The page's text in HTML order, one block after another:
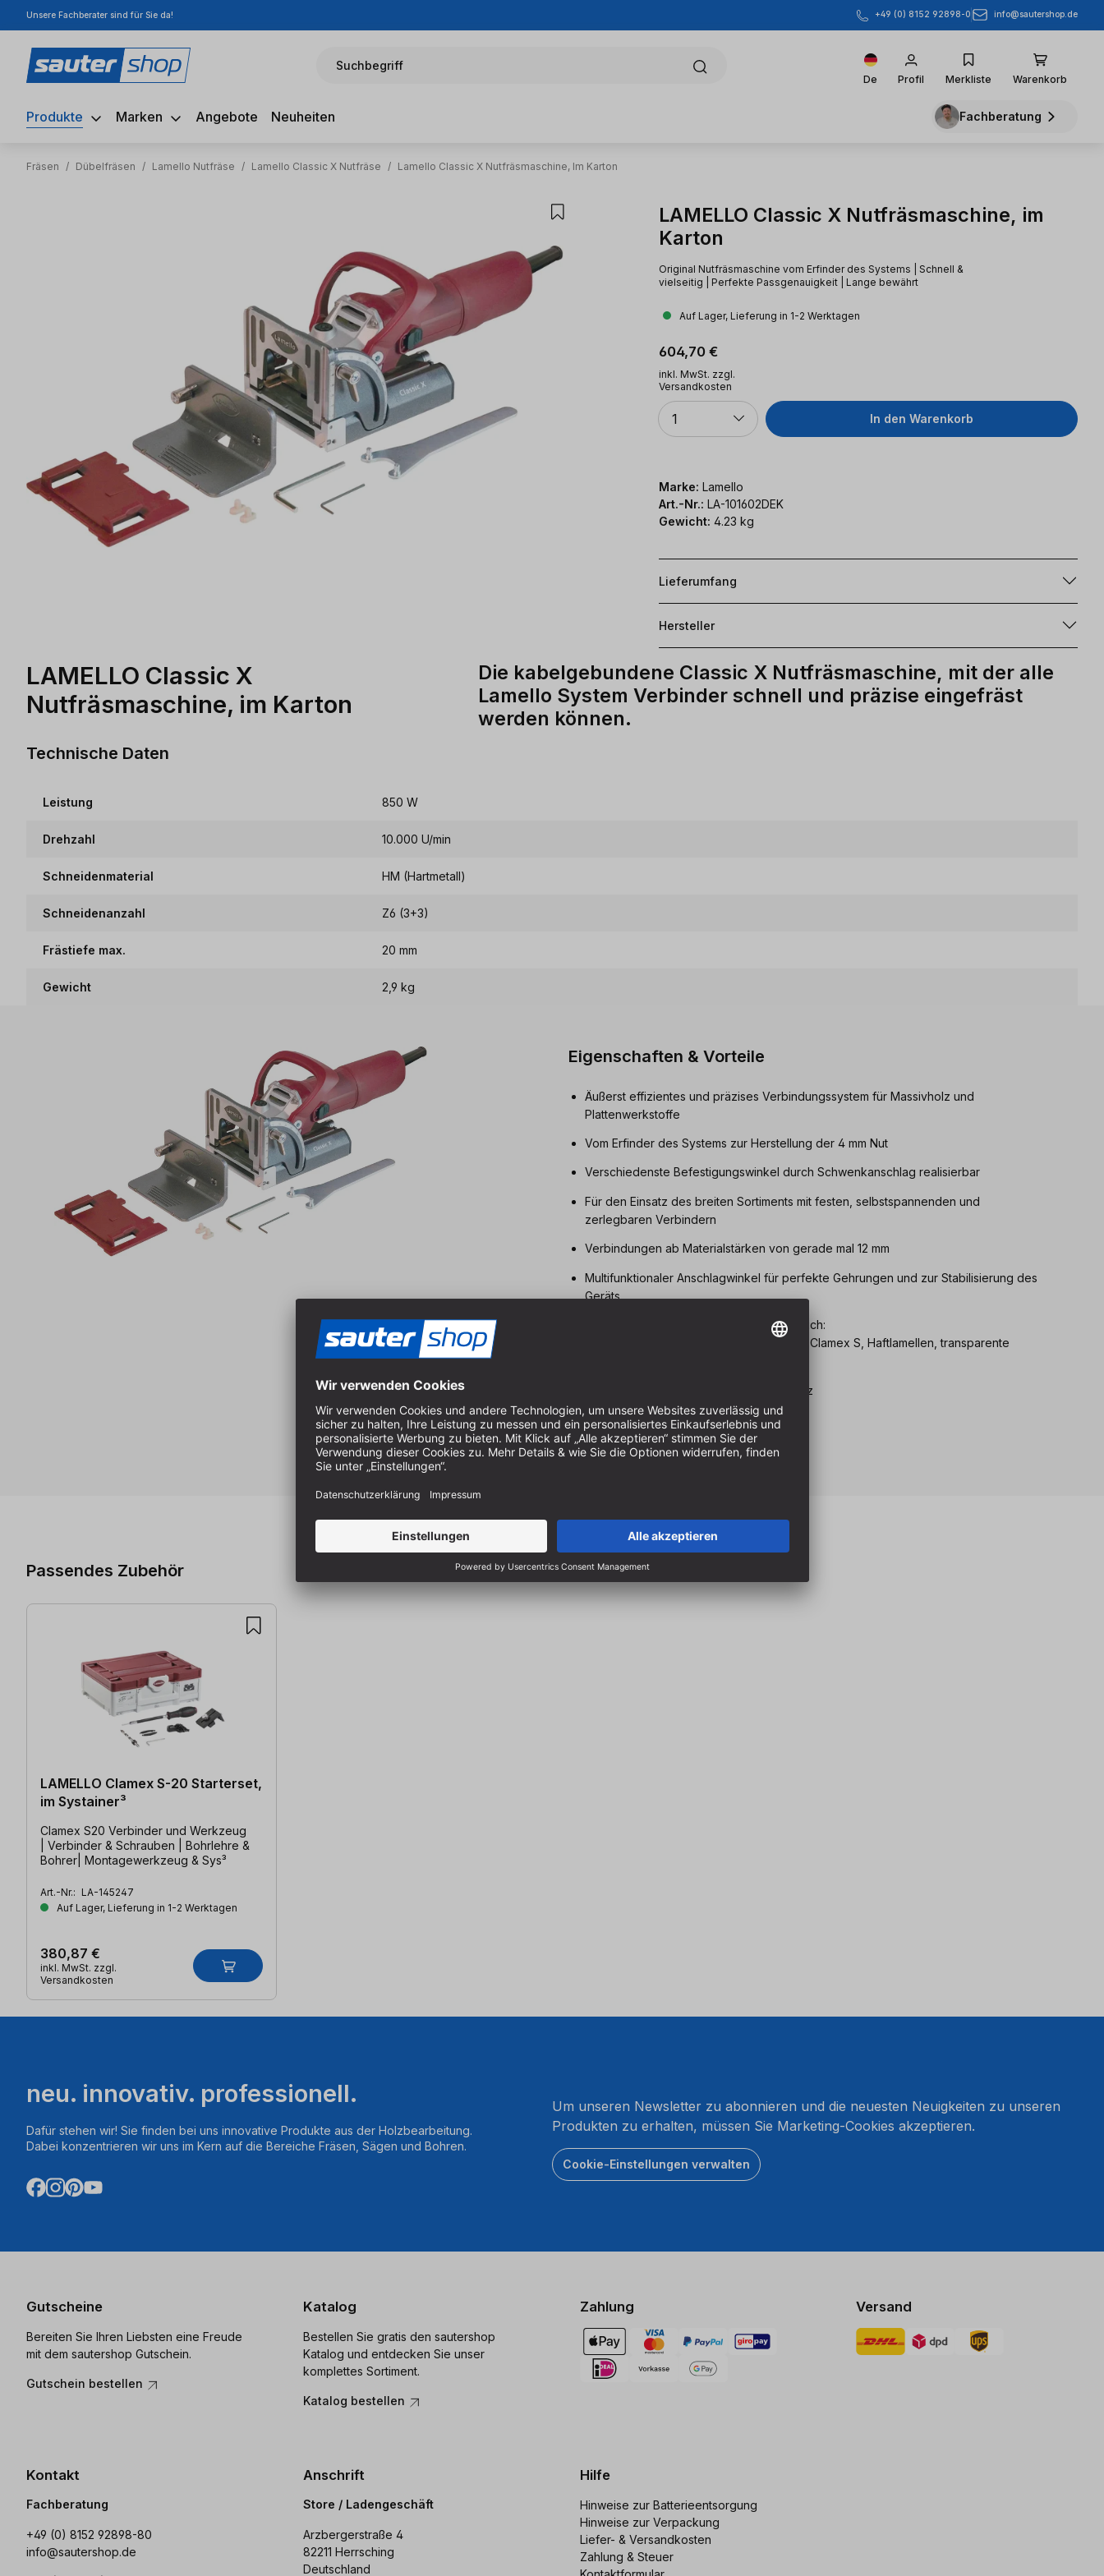
Hauptinhalt springen
Zur Suche springen
Zur Hauptnavigation springen
Unsere Fachberater sind für Sie da! +49 (0) 8152 92898-0 info@sautershop.de
Suchbegriff
De Profil Merkliste Warenkorb
Produkte Marken Angebote Neuheiten Fachberatung
Fräsen / Dübelfräsen / Lamello Nutfräse / Lamello Classic X Nutfräse / Lamello Classic X Nutfräsmaschine, Im Karton
LAMELLO Classic X Nutfräsmaschine, im
Karton
Original Nutfräsmaschine vom Erfinder des Systems | Schnell &
vielseitig | Perfekte Passgenauigkeit | Lange bewährt
Auf Lager, Lieferung in 1-2 Werktagen
Regulärer Preis:
604,70 €
inkl. MwSt. zzgl.
Versandkosten
Anzahl
1 In den Warenkorb
Marke: Lamello
Art.-Nr.: LA-101602DEK
Gewicht: 4.23 kg
Lieferumfang
Hersteller
LAMELLO Classic X
Nutfräsmaschine, im Karton
Die kabelgebundene Classic X Nutfräsmaschine, mit der alle
Lamello System Verbinder schnell und präzise eingefräst
werden können.
Technische Daten
Leistung 850 W
Drehzahl 10.000 U/min
Schneidenmaterial HM (Hartmetall)
Schneidenanzahl Z6 (3+3)
Frästiefe max. 20 mm
Gewicht 2,9 kg
Eigenschaften & Vorteile
Äußerst effizientes und präzises Verbindungssystem für Massivholz und
Plattenwerkstoffe
Vom Erfinder des Systems zur Herstellung der 4 mm Nut
Verschiedenste Befestigungswinkel durch Schwenkanschlag realisierbar
Für den Einsatz des breiten Sortiments mit festen, selbstspannenden und
zerlegbaren Verbindern
Verbindungen ab Materialstärken von gerade mal 12 mm
Multifunktionaler Anschlagwinkel für perfekte Gehrungen und zur Stabilisierung des
Geräts
Vielseitige Verbindungsbeschläge erhältlich:
, Selbstspannende Verbinder, Clamex S, Haftlamellen, transparente
Bewährte Spitzenqualität aus der Schweiz
Lieferung im Karton, ohne Systainer
Passendes Zubehör
LAMELLO Clamex S-20 Starterset,
im Systainer³
Clamex S20 Verbinder und Werkzeug
| Verbinder & Schrauben | Bohrlehre &
Bohrer| Montagewerkzeug & Sys³
Art.-Nr.: LA-145247
Auf Lager, Lieferung in 1-2 Werktagen
380,87 €
inkl. MwSt. zzgl.
Versandkosten
neu. innovativ. professionell.
Dafür stehen wir! Sie finden bei uns innovative Produkte aus der Holzbearbeitung.
Dabei konzentrieren wir uns im Kern auf die Bereiche Fräsen, Sägen und Bohren.
Um unseren Newsletter zu abonnieren und die neuesten Neuigkeiten zu unseren
Produkten zu erhalten, müssen Sie Marketing-Cookies akzeptieren.
Cookie-Einstellungen verwalten
Gutscheine
Bereiten Sie Ihren Liebsten eine Freude
mit dem sautershop Gutschein.
Gutschein bestellen
Katalog
Bestellen Sie gratis den sautershop
Katalog und entdecken Sie unser
komplettes Sortiment.
Katalog bestellen
Zahlung Versand
Kontakt
Fachberatung
+49 (0) 8152 92898-80
info@sautershop.de
Anschrift
Store / Ladengeschäft
Arzbergerstraße 4
82211 Herrsching
Deutschland
Hilfe
Hinweise zur Batterieentsorgung
Hinweise zur Verpackung
Liefer- & Versandkosten
Zahlung & Steuer